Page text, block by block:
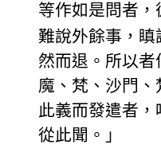
等作如是問者，
難說外餘事，
然而退。所以
魔、梵、沙門、
此義而發遣者
從此聞。」